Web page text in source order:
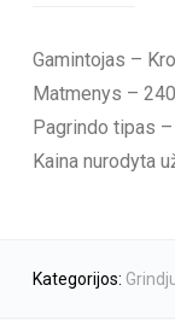
Gamintojas –
Matmenys –
Pagrindo tipas
Kaina nurodyta
Kategorijos: